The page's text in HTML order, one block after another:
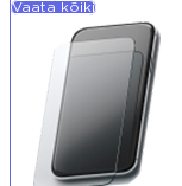
Vaata kõiki